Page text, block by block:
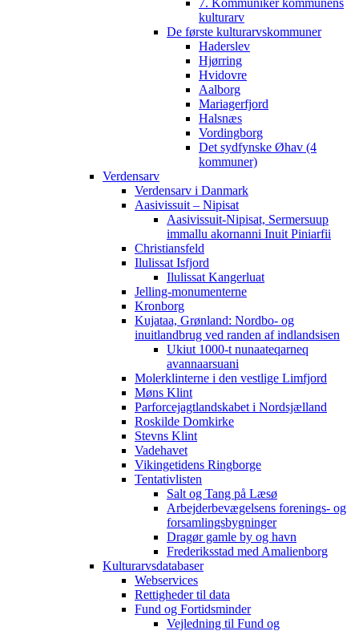
7. Kommunikér kommunens
kulturarv
De første kulturarvskommuner
Haderslev
Hjørring
Hvidovre
Aalborg
Mariagerfjord
Halsnæs
Vordingborg
Det sydfynske Øhav (4
kommuner)
Verdensarv
Verdensarv i Danmark
Aasivissuit – Nipisat
Aasivissuit-Nipisat, Sermersuup
immallu akornanni Inuit Piniarfii
Christiansfeld
Ilulissat Isfjord
Ilulissat Kangerluat
Jelling-monumenterne
Kronborg
Kujataa, Grønland: Nordbo- og
inuitlandbrug ved randen af indlandsisen
Ukiut 1000-t nunaateqarneq
avannaarsuani
Molerklinterne i den vestlige Limfjord
Møns Klint
Parforcejagtlandskabet i Nordsjælland
Roskilde Domkirke
Stevns Klint
Vadehavet
Vikingetidens Ringborge
Tentativlisten
Salt og Tang på Læsø
Arbejderbevægelsens forenings- og
forsamlingsbygninger
Dragør gamle by og havn
Frederiksstad med Amalienborg
Kulturarvsdatabaser
Webservices
Rettigheder til data
Fund og Fortidsminder
Vejledning til Fund og